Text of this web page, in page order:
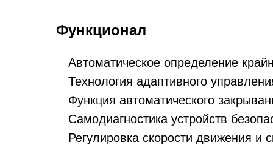
Функционал
Автоматическое определение
Технология адаптивного
Функция автоматического
Самодиагностика устройств
Регулировка скорости движения и